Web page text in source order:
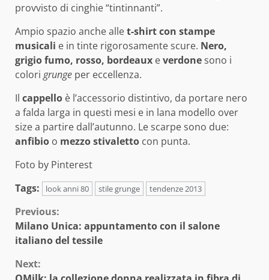
provvisto di cinghie “tintinnanti”.
Ampio spazio anche allet-shirt con stampe
musicali e in tinte rigorosamente scure. Nero,
grigio fumo, rosso, bordeaux everdonesono i
colori grunge per eccellenza.
Il cappello è l’accessorio distintivo, da portare nero
a falda larga in questi mesi e in lana modello over
size a partire dall’autunno. Le scarpe sono due:
anfibio o mezzo stivaletto con punta.
Foto by Pinterest
Tags:
look anni 80 stile grunge tendenze 2013
Continue
Reading
Previous:
Milano Unica: appuntamento con il salone
italiano del tessile
Next: